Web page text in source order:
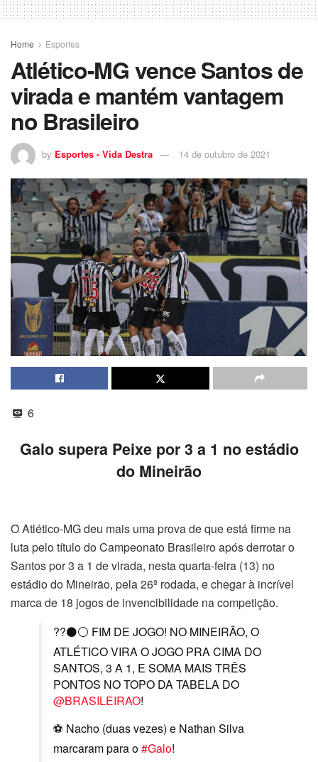
Home Esportes
Atlético-MG vence Santos de
virada e mantém vantagem
no Brasileiro
by Esportes - Vida Destra 14 de outubro de 2021
6
Galo supera Peixe por 3 a 1 no estádio
do Mineirão
O Atlético-MG deu mais uma prova de que está firme na
luta pelo título do Campeonato Brasileiro após derrotar o
Santos por 3 a 1 de virada, nesta quarta-feira (13) no
estádio do Mineirão, pela 26ª rodada, e chegar à incrível
marca de 18 jogos de invencibilidade na competição.
??⚫⚪ FIM DE JOGO! NO MINEIRÃO, O
ATLÉTICO VIRA O JOGO PRA CIMA DO
SANTOS, 3 A 1, E SOMA MAIS TRÊS
PONTOS NO TOPO DA TABELA DO
@BRASILEIRAO!
⚽️ Nacho (duas vezes) e Nathan Silva
marcaram para o#Galo!